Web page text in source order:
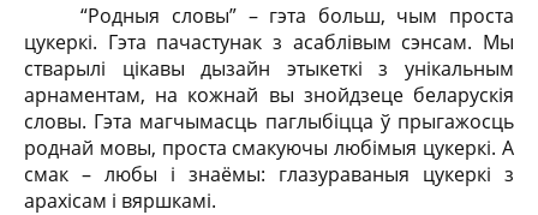
“Родныя словы” – гэта больш, чым проста
цукеркі. Гэта пачастунак з асаблівым сэнсам. Мы
стварылі цікавы дызайн этыкеткі з унікальным
арнаментам, на кожнай вы знойдзеце беларускія
словы. Гэта магчымасць паглыбіцца ў прыгажосць
роднай мовы, проста смакуючы любімыя цукеркі. А
смак – любы і знаёмы: глазураваныя цукеркі з
арахісам і вяршкамі.